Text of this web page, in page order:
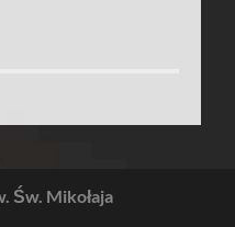
Św. Mikołaja